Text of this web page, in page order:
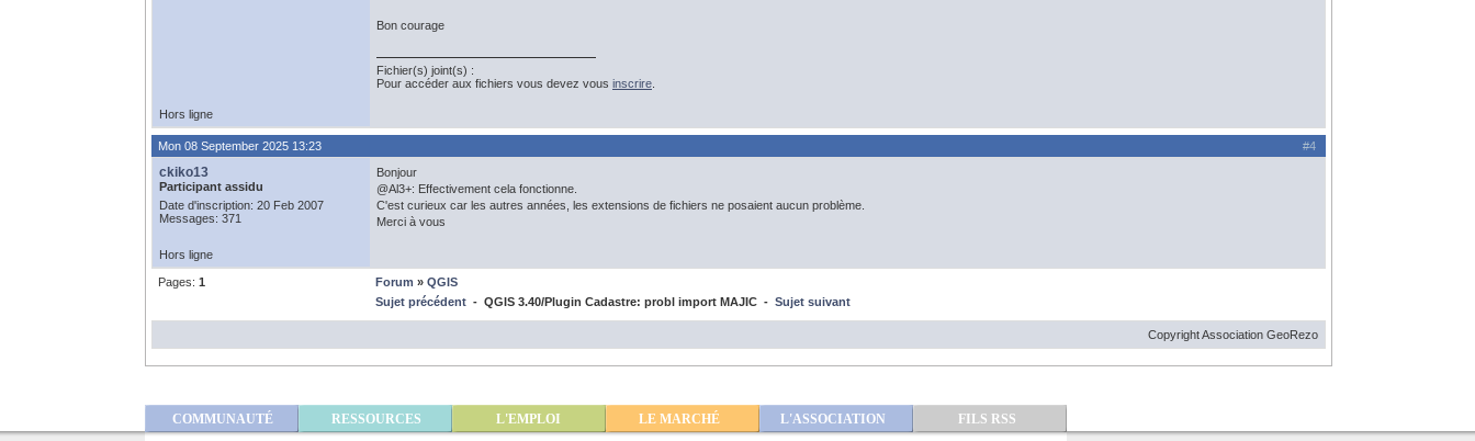
Bon courage
Fichier(s) joint(s) :
Pour accéder aux fichiers vous devez vous inscrire
Hors ligne
#4
Mon 08 September 2025 13:23
ckiko13
Participant assidu
Date d'inscription: 20 Feb 2007
Messages: 371
Bonjour
@Al3+: Effectivement cela fonctionne.
C'est curieux car les autres années, les extensions de fichiers ne posaient aucun problème.
Merci à vous
Hors ligne
Pages: 1 Forum » QGIS
Sujet précédent - QGIS 3.40/Plugin Cadastre: probl import MAJIC - Sujet suivant
Copyright Association GeoRezo
COMMUNAUTÉ RESSOURCES L'EMPLOI LE MARCHÉ L'ASSOCIATION FILS RSS